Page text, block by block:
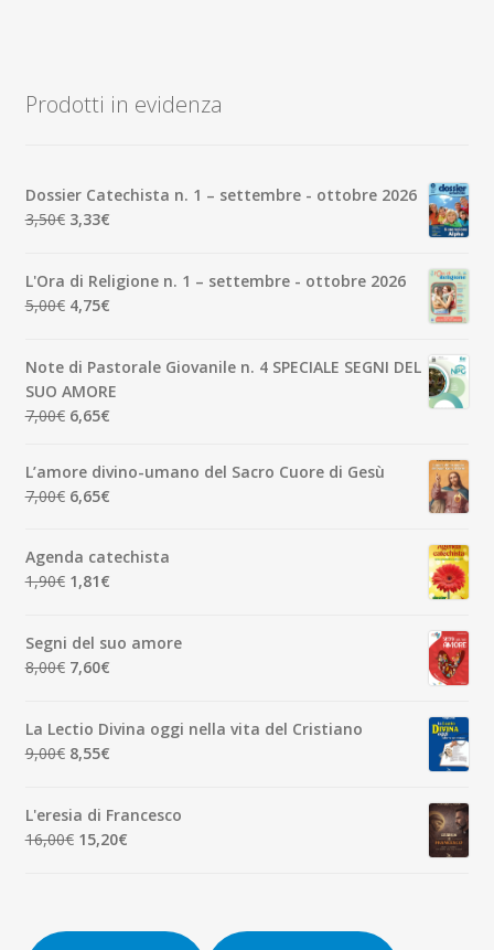
Prodotti in evidenza
Dossier Catechista n. 1 – settembre - ottobre 2026
3,50€ Il
era:
3,50€.
3,33€Il
è:
3,33€.
L'Ora di Religione n. 1 – settembre - ottobre 2026
5,00€ Il
era:
5,00€.
4,75€Il
è:
4,75€.
Note di Pastorale Giovanile n. 4 SPECIALE SEGNI DEL
SUO AMORE
7,00€ Il
originale
era:
7,00€.
6,65€Il
attuale
è:
L’amore divino-umano del Sacro Cuore di Gesù
7,00€ Il
era:
7,00€.
6,65€Il
è:
6,65€.
Agenda catechista
1,90€ Il
era:
1,90€.
1,81€Il
è:
1,81€.
Segni del suo amore
8,00€ Il
era:
8,00€.
7,60€Il
è:
7,60€.
La Lectio Divina oggi nella vita del Cristiano
9,00€ Il
era:
9,00€.
8,55€Il
è:
8,55€.
L'eresia di Francesco
16,00€ Il
16,00€.
15,20€Il
15,20€.